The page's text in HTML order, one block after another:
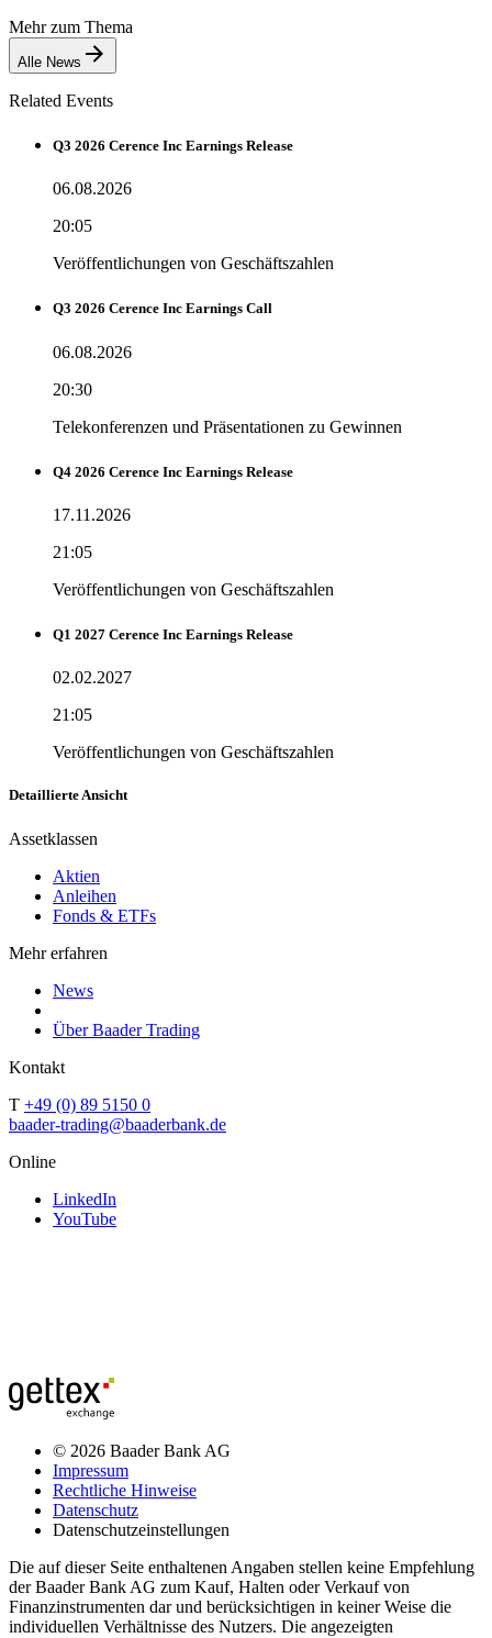
Mehr zum Thema
Alle News
Related Events
Q3 2026 Cerence Inc Earnings Release
06.08.2026
20:05
Veröffentlichungen von Geschäftszahlen
Q3 2026 Cerence Inc Earnings Call
06.08.2026
20:30
Telekonferenzen und Präsentationen zu Gewinnen
Q4 2026 Cerence Inc Earnings Release
17.11.2026
21:05
Veröffentlichungen von Geschäftszahlen
Q1 2027 Cerence Inc Earnings Release
02.02.2027
21:05
Veröffentlichungen von Geschäftszahlen
Detaillierte Ansicht
Assetklassen
Aktien
Anleihen
Fonds & ETFs
Mehr erfahren
News
Über Baader Trading
Kontakt
T +49 (0) 89 5150 0
baader-trading@baaderbank.de
Online
LinkedIn
YouTube
© 2026 Baader Bank AG
Impressum
Rechtliche Hinweise
Datenschutz
Datenschutzeinstellungen
Die auf dieser Seite enthaltenen Angaben stellen keine Empfehlung
der Baader Bank AG zum Kauf, Halten oder Verkauf von
Finanzinstrumenten dar und berücksichtigen in keiner Weise die
individuellen Verhältnisse des Nutzers. Die angezeigten